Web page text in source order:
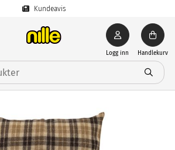
Kundeavis
Logg inn Handlekurv